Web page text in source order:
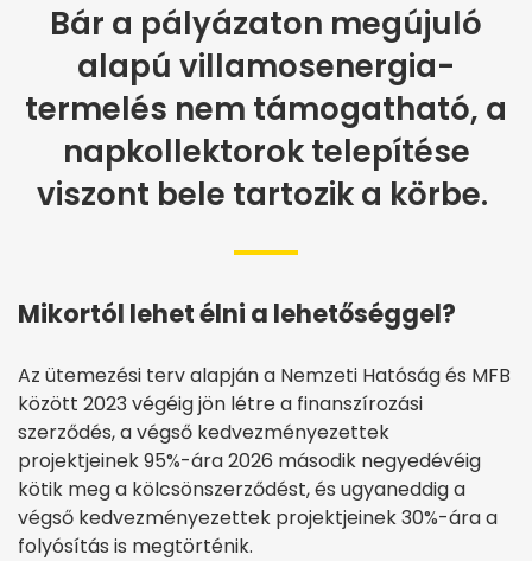
Bár a pályázaton megújuló
alapú villamosenergia-
termelés nem támogatható, a
napkollektorok telepítése
viszont bele tartozik a körbe.
Mikortól lehet élni a lehetőséggel?
Az ütemezési terv alapján a Nemzeti Hatóság és MFB
között 2023 végéig jön létre a finanszírozási
szerződés, a végső kedvezményezettek
projektjeinek 95%-ára 2026 második negyedévéig
kötik meg a kölcsönszerződést, és ugyaneddig a
végső kedvezményezettek projektjeinek 30%-ára a
folyósítás is megtörténik.